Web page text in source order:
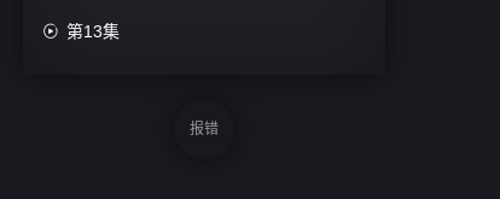
 第13集
报错